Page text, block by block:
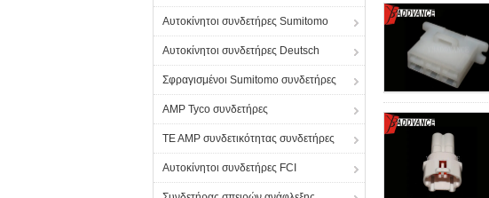
Αυτοκίνητοι συνδετήρες Sumitomo
Αυτοκίνητοι συνδετήρες Deutsch
Σφραγισμένοι Sumitomo συνδετήρες
AMP Tyco συνδετήρες
TE AMP συνδετικότητας συνδετήρες
Αυτοκίνητοι συνδετήρες FCI